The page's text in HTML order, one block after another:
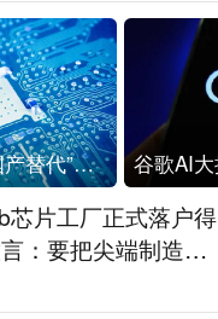
美国也要搞“国产替代”？先算清三笔账
芯片工厂正式落户得
：要把尖端制造带